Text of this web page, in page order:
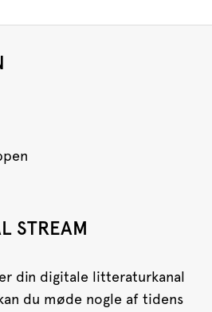
STREAM
er din digitale litteraturkanal
du møde nogle af tidens